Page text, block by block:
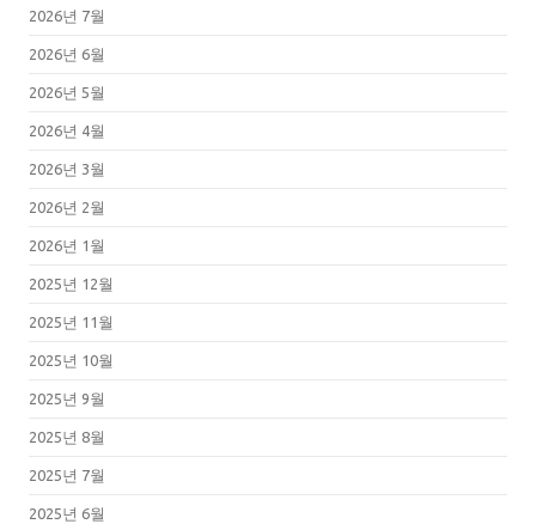
2026년 7월
2026년 6월
2026년 5월
2026년 4월
2026년 3월
2026년 2월
2026년 1월
2025년 12월
2025년 11월
2025년 10월
2025년 9월
2025년 8월
2025년 7월
2025년 6월